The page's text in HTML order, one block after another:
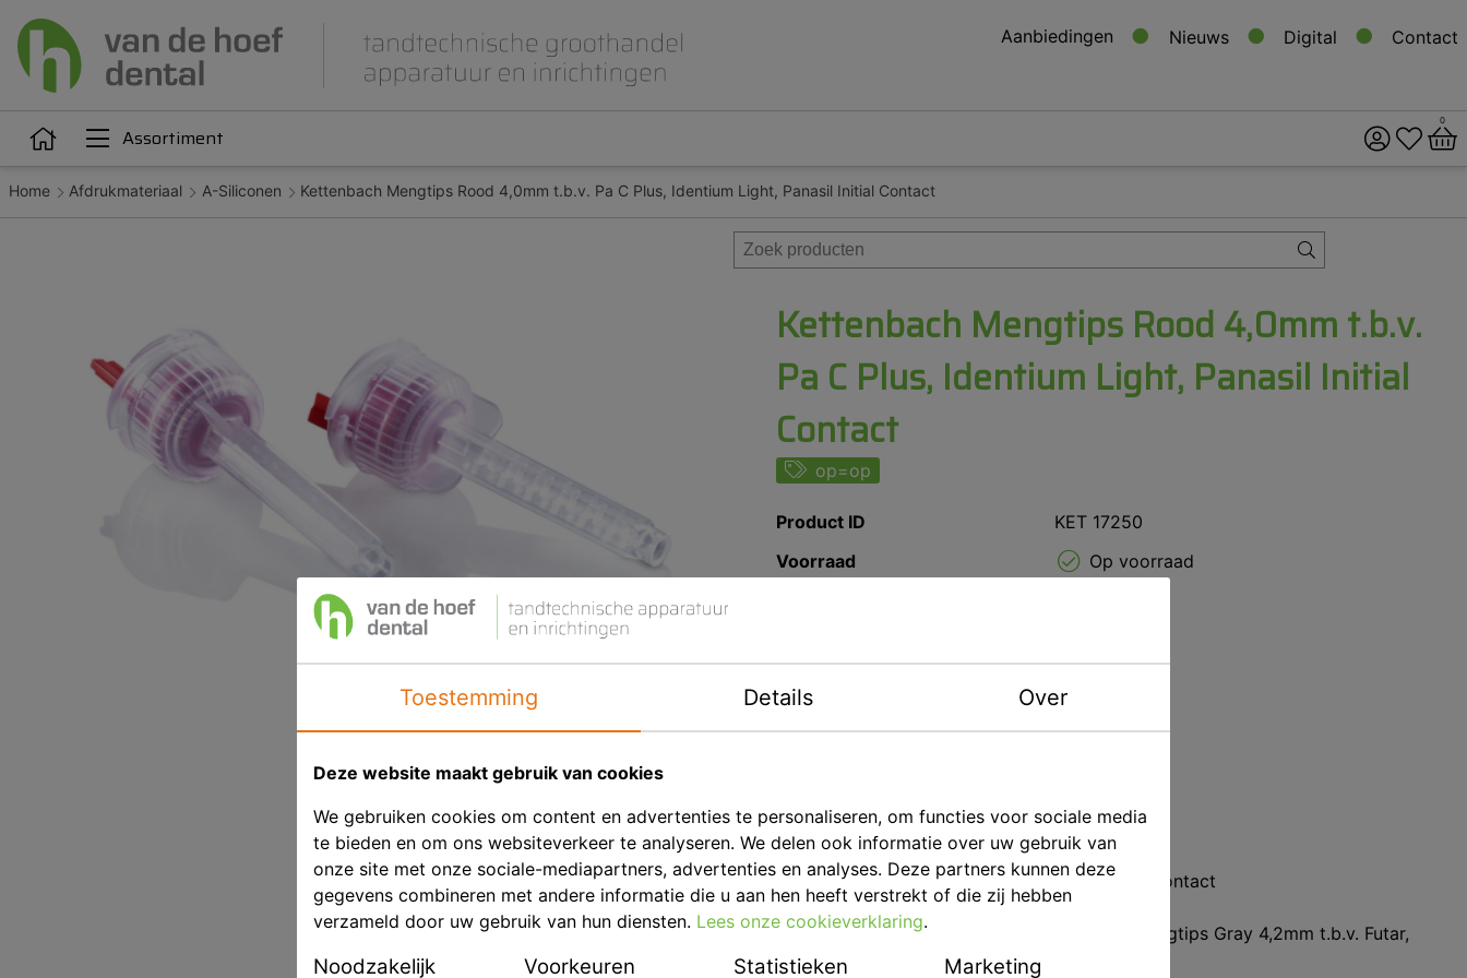
Aanbiedingen Nieuws Digital Contact
Assortiment
Articulatie Attachments Beet- en lepelplaten
CAD CAM / 3D Digital
Gips en inbedmassa
Implantologie
Meubilair en inrichting
Modelleren en was
0
Home Afdrukmateriaal A-Siliconen Kettenbach Mengtips Rood 4,0mm t.b.v. Pa C Plus, Identium Light, Panasil Initial Contact
Kettenbach Mengtips Rood 4,0mm t.b.v.
Pa C Plus, Identium Light, Panasil Initial
Contact
op=op
Product ID
KET 17250
Voorraad
Op voorraad
Eenheid
Kettenbach Mixingtips Red
t.b.v. Pa C Plus, Identium Light, Panasil Initial Contact
Is vervangen door KET 17226 Kettenbach Mixingtips Gray 4,2mm t.b.v. Futar,
Panasil, Silginat
Toestemming Details Over
Deze website maakt gebruik van cookies
We gebruiken cookies om content en advertenties te personaliseren, om functies voor sociale media
te bieden en om ons websiteverkeer te analyseren. We delen ook informatie over uw gebruik van
onze site met onze sociale-mediapartners, advertenties en analyses. Deze partners kunnen deze
gegevens combineren met andere informatie die u aan hen heeft verstrekt of die zij hebben
verzameld door uw gebruik van hun diensten. Lees onze cookieverklaring.
Noodzakelijk Voorkeuren Statistieken Marketing